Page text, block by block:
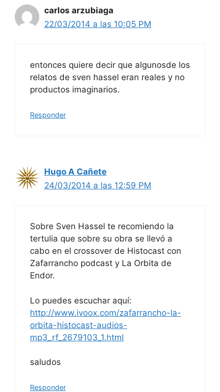
carlos arzubiaga
22/03/2014 a las 10:05 PM
entonces quiere decir que algunosde los
relatos de sven hassel eran reales y no
productos imaginarios.
Responder
Hugo A Cañete
24/03/2014 a las 12:59 PM
Sobre Sven Hassel te recomiendo la
tertulia que sobre su obra se llevó a
cabo en el crossover de Histocast con
Zafarrancho podcast y La Orbita de
Endor.
Lo puedes escuchar aquí:
http://www.ivoox.com/zafarrancho-la-
orbita-histocast-audios-
mp3_rf_2679103_1.html
saludos
Responder